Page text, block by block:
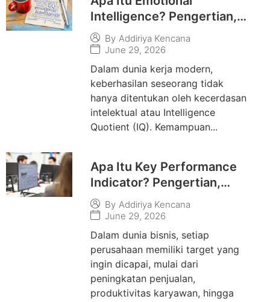
Intelligence? Pengertian,
Manfaat, Komponen, dan
Cara Meningkatkannya
By Addiriya Kencana
June 29, 2026
Dalam dunia kerja modern,
keberhasilan seseorang tidak
hanya ditentukan oleh kecerdasan
intelektual atau Intelligence
Quotient (IQ). Kemampuan...
Apa Itu Key Performance
Indicator? Pengertian,
Fungsi, Jenis, dan Cara
Menyusunnya
By Addiriya Kencana
June 29, 2026
Dalam dunia bisnis, setiap
perusahaan memiliki target yang
ingin dicapai, mulai dari
peningkatan penjualan,
produktivitas karyawan, hingga